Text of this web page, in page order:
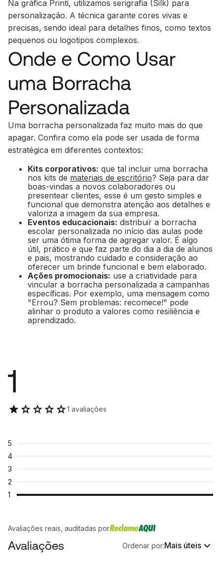
Na gráfica Printi, utilizamos serigrafia (Silk) para
personalização. A técnica garante cores vivas e
precisas, sendo ideal para detalhes finos, como textos
pequenos ou logotipos complexos.
Onde e Como Usar
uma Borracha
Personalizada
Uma borracha personalizada faz muito mais do que
apagar. Confira como ela pode ser usada de forma
estratégica em diferentes contextos:
Kits corporativos: que tal incluir uma borracha
nos kits de materiais de escritório? Seja para dar
boas-vindas a novos colaboradores ou
presentear clientes, esse é um gesto simples e
funcional que demonstra atenção aos detalhes e
valoriza a imagem da sua empresa.
Eventos educacionais: distribuir a borracha
escolar personalizada no início das aulas pode
ser uma ótima forma de agregar valor. É algo
útil, prático e que faz parte do dia a dia de alunos
e pais, mostrando cuidado e consideração ao
oferecer um brinde funcional e bem elaborado.
Ações promocionais: use a criatividade para
vincular a borracha personalizada a campanhas
específicas. Por exemplo, uma mensagem como
"Errou? Sem problemas: recomece!" pode
alinhar o produto a valores como resiliência e
aprendizado.
1
1 avaliações
5
4
3
2
1
Avaliações reais, auditadas por
Avaliações Ordenar por:Mais úteis